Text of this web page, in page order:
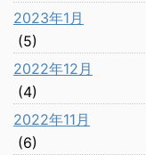
2023年1月
(5)
2022年12月
(4)
2022年11月
(6)